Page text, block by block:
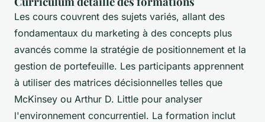
Les cours couvrent des sujets variés, allant des
fondamentaux du marketing à des concepts plus
avancés comme la stratégie de positionnement et la
gestion de portefeuille. Les participants apprennent
à utiliser des matrices décisionnelles telles que
McKinsey ou Arthur D. Little pour analyser
l'environnement concurrentiel. La formation inclut